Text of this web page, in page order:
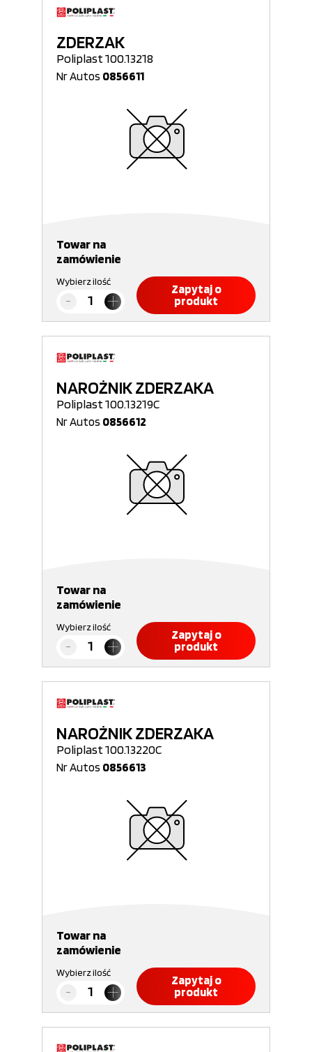
ZDERZAK
Poliplast 100.13218
Nr Autos 0856611
Towar na
zamówienie
Wybierz ilość
Zapytaj o
produkt
NAROŻNIK ZDERZAKA
Poliplast 100.13219C
Nr Autos 0856612
Towar na
zamówienie
Wybierz ilość
Zapytaj o
produkt
NAROŻNIK ZDERZAKA
Poliplast 100.13220C
Nr Autos 0856613
Towar na
zamówienie
Wybierz ilość
Zapytaj o
produkt